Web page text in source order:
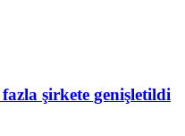
şirkete genişletildi